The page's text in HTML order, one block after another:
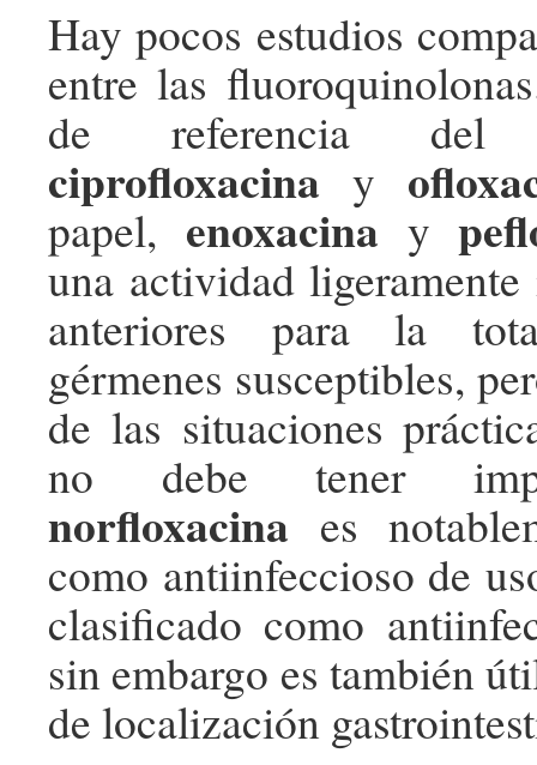
Hay pocos estudios
entre las
de referencia del
ciprofloxacina y
papel, enoxacina y
una actividad
anteriores para la
gérmenes susceptibles,
de las situaciones
no debe tener
norfloxacina es
como antiinfeccioso de
clasificado como
sin embargo es también
de localización